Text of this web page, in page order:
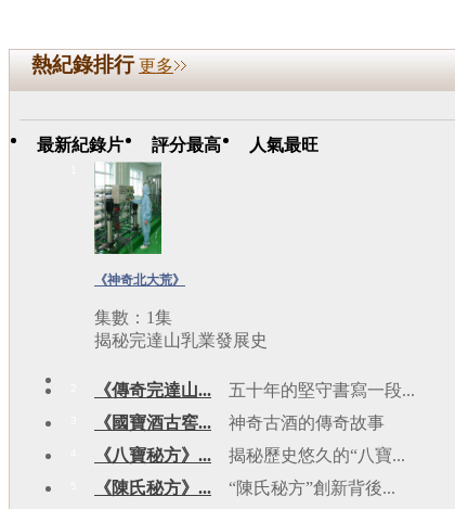
熱紀錄排行 更多
最新紀錄片 評分最高 人氣最旺
《神奇北大荒》
集數：1集
揭秘完達山乳業發展史
《傳奇完達山... 五十年的堅守書寫一段...
《國寶酒古窖... 神奇古酒的傳奇故事
《八寶秘方》... 揭秘歷史悠久的“八寶...
《陳氏秘方》... “陳氏秘方”創新背後...